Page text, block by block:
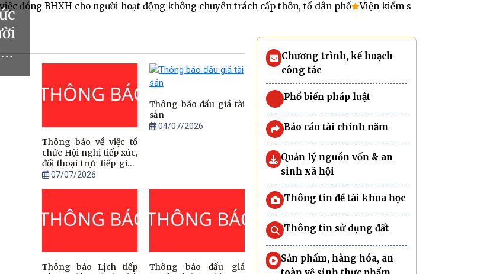
BHXH cho người hoạt động không chuyên trách cấp thôn, tổ dân phố Viện kiểm sát nhân dân khu
Thông báo về việc tổ
chức Hội nghị tiếp xúc,
đối thoại trực tiếp giữa
đồng chí Bí thư Đảng
07/07/2026
Thông báo đấu giá tài
sản
04/07/2026
Thông báo Lịch tiếp
Thông báo đấu giá
Chương trình, kế hoạch
công tác
Phổ biến pháp luật
Báo cáo tài chính năm
Quản lý nguồn vốn & an
sinh xã hội
Thông tin đề tài khoa học
Thông tin sử dụng đất
Sản phẩm, hàng hóa, an